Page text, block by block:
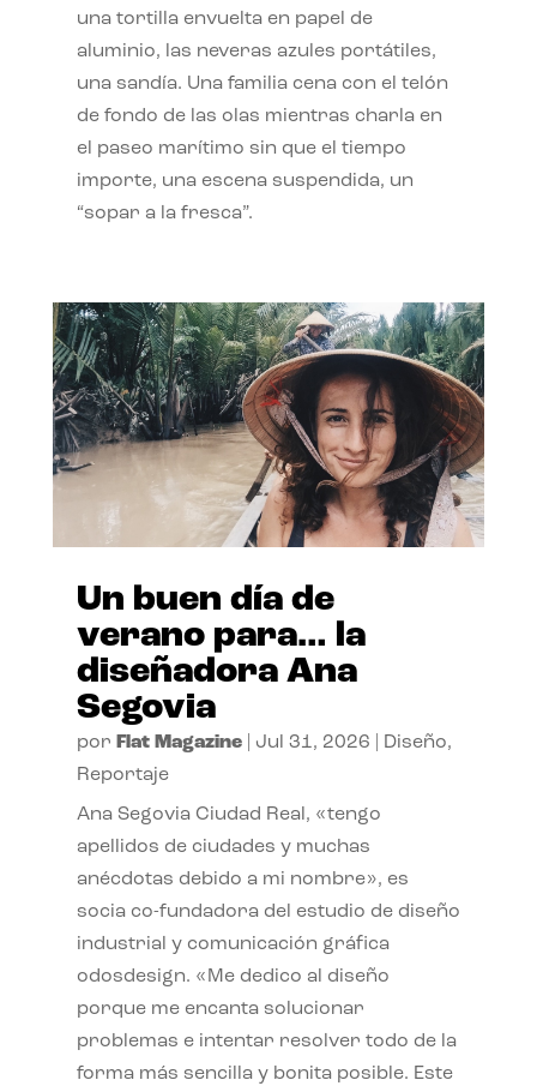
una tortilla envuelta en papel de
aluminio, las neveras azules portátiles,
una sandía. Una familia cena con el telón
de fondo de las olas mientras charla en
el paseo marítimo sin que el tiempo
importe, una escena suspendida, un
“sopar a la fresca”.
Un buen día de
verano para… la
diseñadora Ana
Segovia
por Flat Magazine| Jul 31, 2026 Diseño,
Reportaje
Ana Segovia Ciudad Real, «tengo
apellidos de ciudades y muchas
anécdotas debido a mi nombre», es
socia co-fundadora del estudio de diseño
industrial y comunicación gráfica
odosdesign. «Me dedico al diseño
porque me encanta solucionar
problemas e intentar resolver todo de la
forma más sencilla y bonita posible. Este